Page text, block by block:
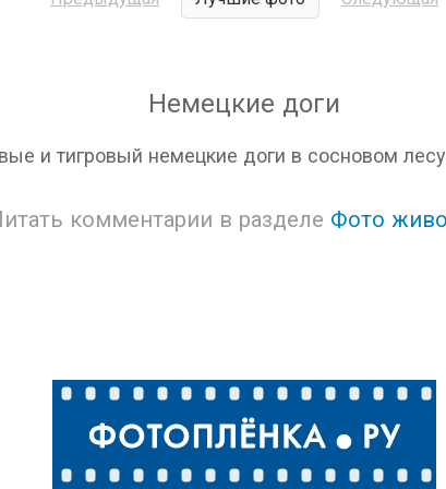
Немецкие доги
и тигровый немецкие доги в сосновом
комментарии в разделе Фото